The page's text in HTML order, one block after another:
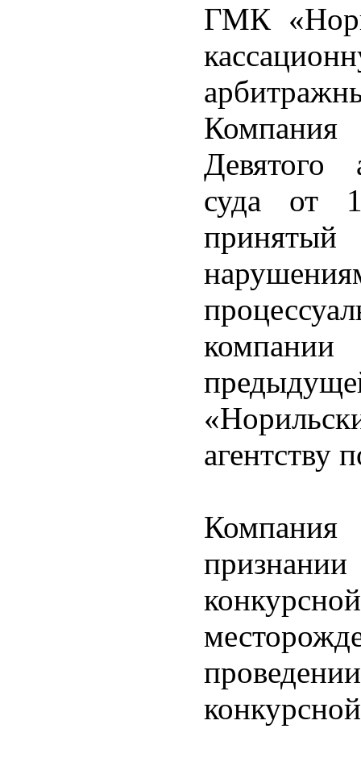
ГМК
Девятого
суда от
агентству